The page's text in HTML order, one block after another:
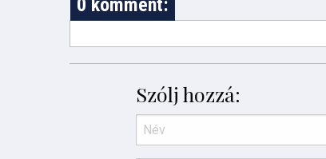
0 komment:
Szólj hozzá: